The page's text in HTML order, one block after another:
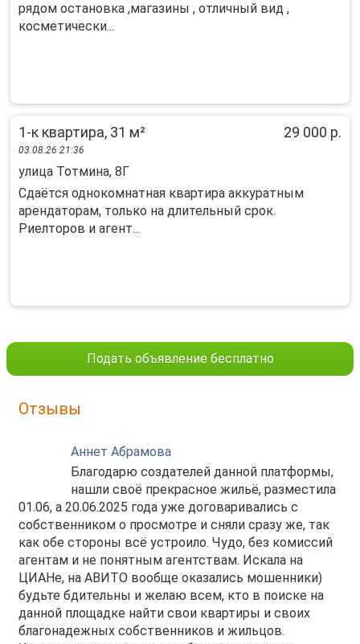
рядом остановка ,магазины , отличный вид ,
косметически...
1-к квартира, 31 м² 29 000 р.
03.08.26 21:36
улица Тотмина, 8Г
Сдаётся однокомнатная квартира аккуратным
арендаторам, только на длительный срок.
Риелторов и агент...
Подать объявление бесплатно
Отзывы
Аннет Абрамова
Благодарю создателей данной платформы,
нашли своё прекрасное жильё, разместила
01.06, а 20.06.2025 года уже договаривались с
собственником о просмотре и сняли сразу же, так
как обе стороны всё устроило. Чудо, без комиссий
агентам и не понятным агентствам. Искала на
ЦИАНе, на АВИТО вообще оказались мошенники)
будьте бдительны и желаю всем, кто в поиске на
данной площадке найти свои квартиры и своих
благонадежных собственников и жильцов.